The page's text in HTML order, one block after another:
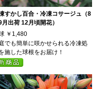
すかし百合・冷凍コサージュ（8
月出荷 12月頃開花）
￥1,480
でも簡単に咲かせられる冷凍処
施した球根をお届け！